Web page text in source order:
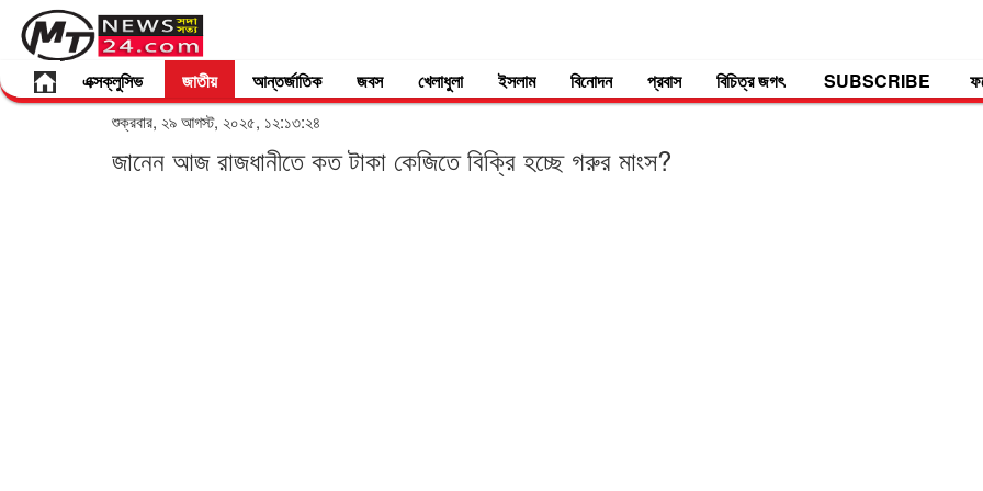
এক্সক্লুসিভ জাতীয় আন্তর্জাতিক জবস খেলাধুলা ইসলাম বিনোদন প্রবাস বিচিত্র জগৎ SUBSCRIBE
শুক্রবার, ২৯ আগস্ট, ২০২৫, ১২:১৩:২৪
জানেন আজ রাজধানীতে কত টাকা কেজিতে বিক্রি হচ্ছে গরুর মাংস?